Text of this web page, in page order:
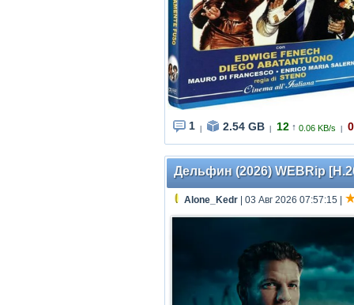
1 2.54 GB 12 ↑ 0.06 KB/s 0
Дельфин (2026) WEBRip
Alone_Kedr | 03 Авг 2026 07:57:15